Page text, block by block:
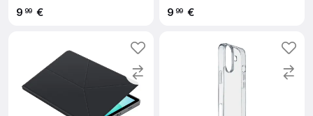
9 99 € 9 99 €